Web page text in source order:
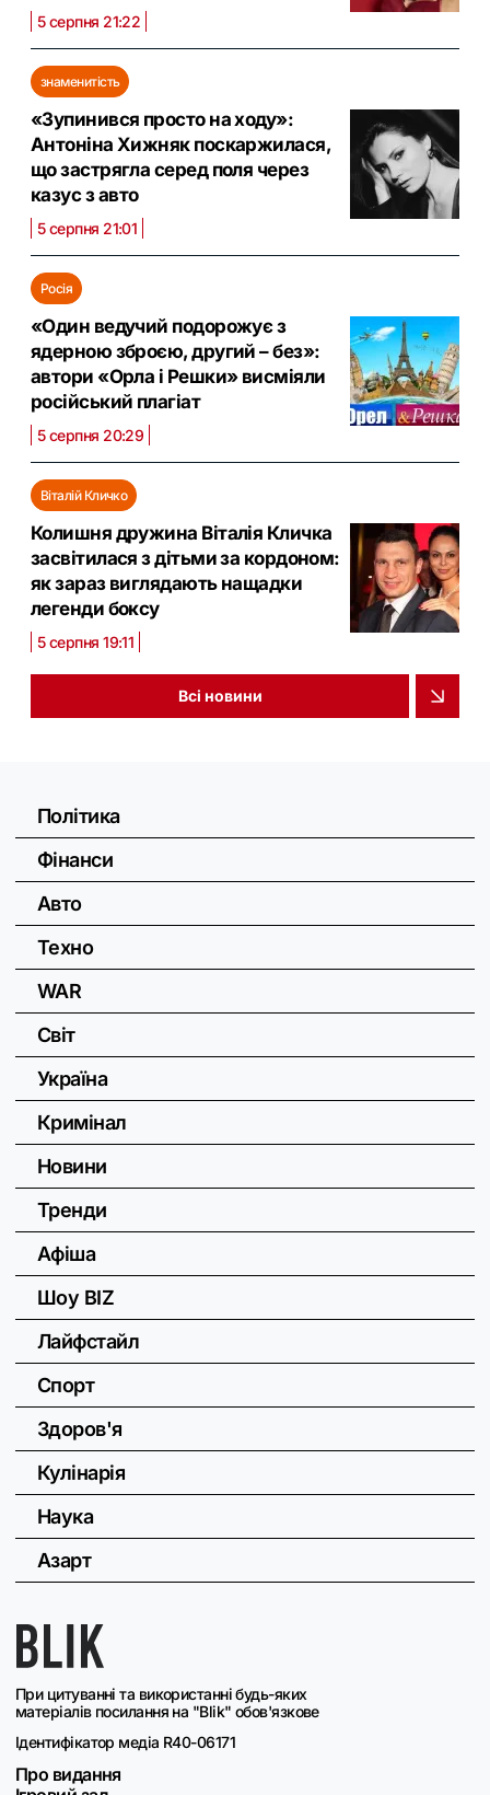
5 серпня 21:22
знаменитість
«Зупинився просто на ходу»:
Антоніна Хижняк поскаржилася,
що застрягла серед поля через
казус з авто
5 серпня 21:01
Росія
«Один ведучий подорожує з
ядерною зброєю, другий – без»:
автори «Орла і Решки» висміяли
російський плагіат
5 серпня 20:29
Віталій Кличко
Колишня дружина Віталія Кличка
засвітилася з дітьми за кордоном:
як зараз виглядають нащадки
легенди боксу
5 серпня 19:11
Всі новини
При цитуванні та використанні будь-яких
матеріалів посилання на "Blik" обов'язкове
Ідентифікатор медіа R40-06171
Про видання
Політика
Фінанси
Авто
Техно
WAR
Світ
Україна
Кримінал
Новини
Тренди
Афіша
Шоу BIZ
Лайфстайл
Спорт
Здоров'я
Кулінарія
Наука
Азарт